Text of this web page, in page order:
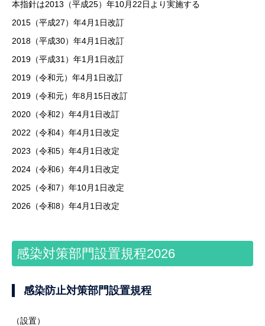
本指針は2013（平成25）年10月22日より実施する
2015（平成27）年4月1日改訂
2018（平成30）年4月1日改訂
2019（平成31）年1月1日改訂
2019（令和元）年4月1日改訂
2019（令和元）年8月15日改訂
2020（令和2）年4月1日改訂
2022（令和4）年4月1日改定
2023（令和5）年4月1日改定
2024（令和6）年4月1日改定
2025（令和7）年10月1日改定
2026（令和8）年4月1日改定
感染対策部門設置規程2026
感染防止対策部門設置規程
（設置）